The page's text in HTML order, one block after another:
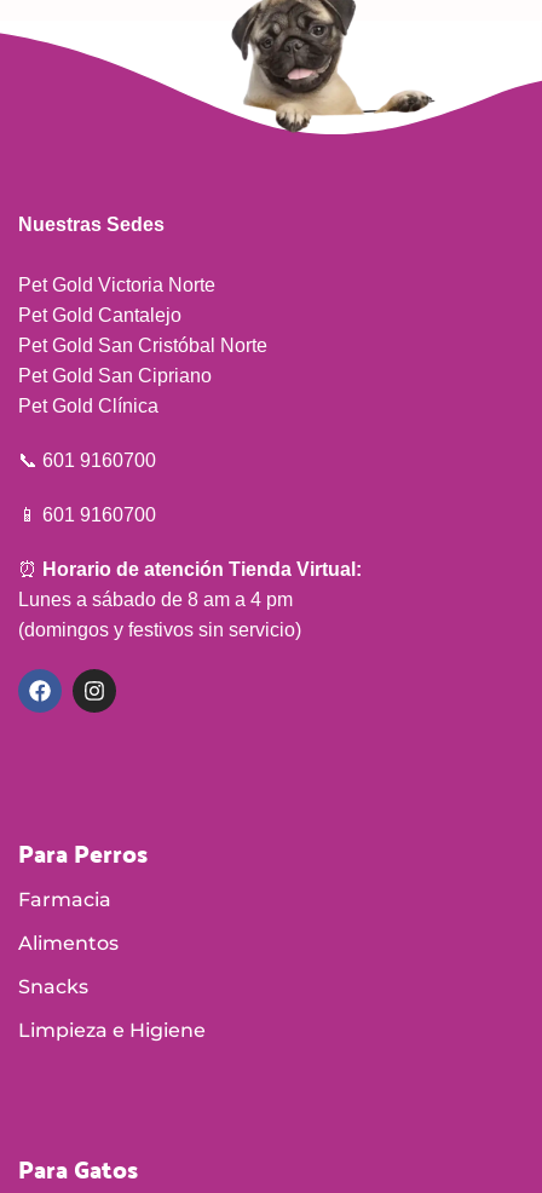
Nuestras Sedes
Pet Gold Victoria Norte
Pet Gold Cantalejo
Pet Gold San Cristóbal Norte
Pet Gold San Cipriano
Pet Gold Clínica
📞 601 9160700
📱 601 9160700
⏰ Horario de atención Tienda Virtual:
Lunes a sábado de 8 am a 4 pm
(domingos y festivos sin servicio)
Para Perros
Farmacia
Alimentos
Snacks
Limpieza e Higiene
Para Gatos